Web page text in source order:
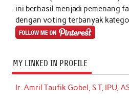
ini berhasil menjadi pemenang
dengan voting terbanyak
MY LINKED IN PROFILE
Ir. Amril Taufik Gobel, S.T, IPU,